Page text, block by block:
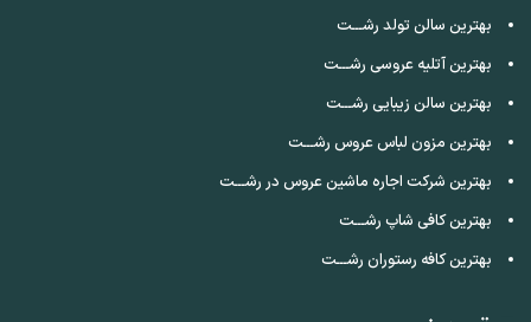
بهترین سالن تولد رشـــت
بهترین آتلیه عروسی رشـــت
بهترین سالن زیبایی رشـــت
بهترین مزون لباس عروس رشـــت
بهترین شرکت اجاره ماشین عروس در رشـــت
بهترین کافی شاپ رشـــت
بهترین کافه رستوران رشـــت